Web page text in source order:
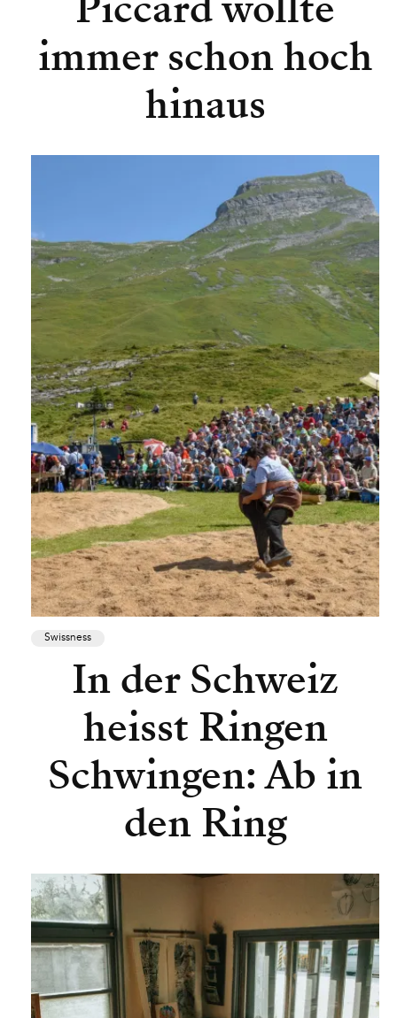
immer schon hoch
hinaus
Swissness
In der Schweiz
heisst Ringen
Schwingen: Ab in
den Ring